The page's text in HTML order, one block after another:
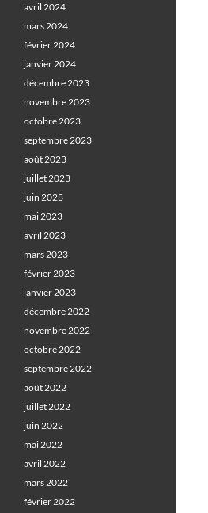
avril 2024
mars 2024
février 2024
janvier 2024
décembre 2023
novembre 2023
octobre 2023
septembre 2023
août 2023
juillet 2023
juin 2023
mai 2023
avril 2023
mars 2023
février 2023
janvier 2023
décembre 2022
novembre 2022
octobre 2022
septembre 2022
août 2022
juillet 2022
juin 2022
mai 2022
avril 2022
mars 2022
février 2022